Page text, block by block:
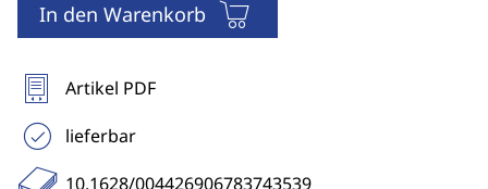
In den Warenkorb
Artikel PDF
lieferbar
10.1628/004426906783743539